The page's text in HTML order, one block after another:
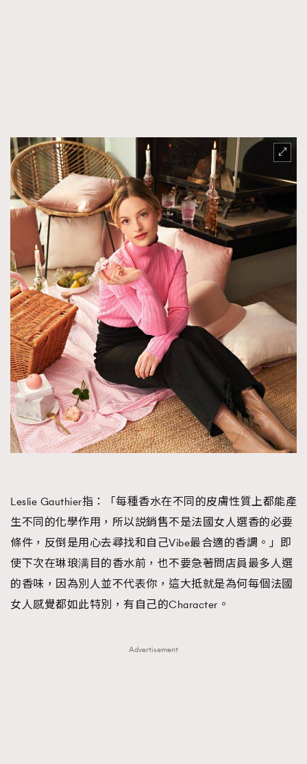
Leslie Gauthier指：「每種香水在不同的皮膚性質上都能產
生不同的化學作用，所以説銷售不是法國女人選香的必要
條件，反倒是用心去尋找和自己Vibe最合適的香調。」即
使下次在琳琅满目的香水前，也不要急著問店員最多人選
的香味，因為別人並不代表你，這大抵就是為何每個法國
女人感覺都如此特別，有自己的Character。
Advertisement